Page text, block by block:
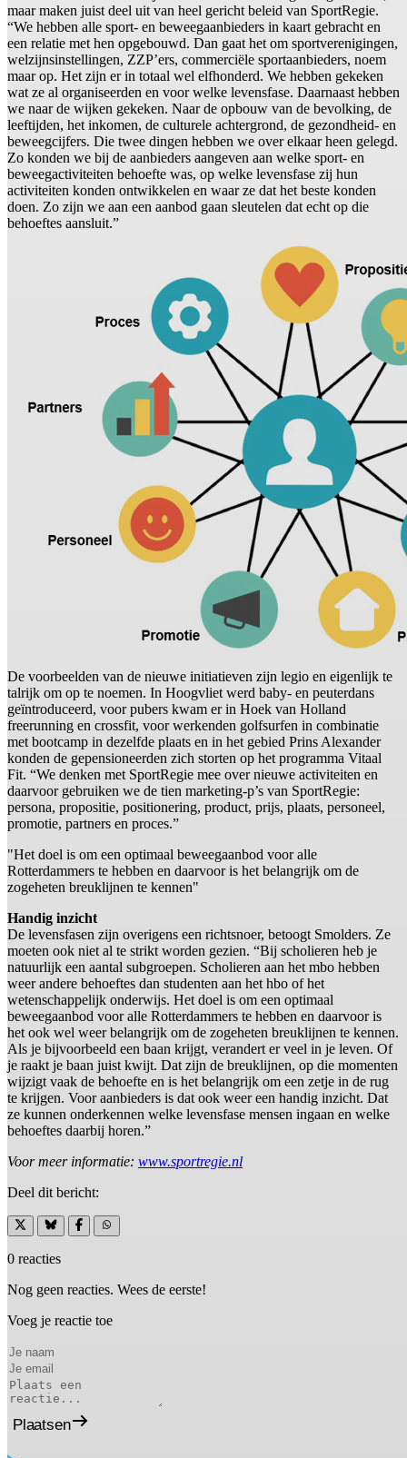
maar maken juist deel uit van heel gericht beleid van SportRegie.
“We hebben alle sport- en beweegaanbieders in kaart gebracht en
een relatie met hen opgebouwd. Dan gaat het om sportverenigingen,
welzijnsinstellingen, ZZP’ers, commerciële sportaanbieders, noem
maar op. Het zijn er in totaal wel elfhonderd. We hebben gekeken
wat ze al organiseerden en voor welke levensfase. Daarnaast hebben
we naar de wijken gekeken. Naar de opbouw van de bevolking, de
leeftijden, het inkomen, de culturele achtergrond, de gezondheid- en
beweegcijfers. Die twee dingen hebben we over elkaar heen gelegd.
Zo konden we bij de aanbieders aangeven aan welke sport- en
beweegactiviteiten behoefte was, op welke levensfase zij hun
activiteiten konden ontwikkelen en waar ze dat het beste konden
doen. Zo zijn we aan een aanbod gaan sleutelen dat echt op die
behoeftes aansluit.”
De voorbeelden van de nieuwe initiatieven zijn legio en eigenlijk te
talrijk om op te noemen. In Hoogvliet werd baby- en peuterdans
geïntroduceerd, voor pubers kwam er in Hoek van Holland
freerunning en crossfit, voor werkenden golfsurfen in combinatie
met bootcamp in dezelfde plaats en in het gebied Prins Alexander
konden de gepensioneerden zich storten op het programma Vitaal
Fit. “We denken met SportRegie mee over nieuwe activiteiten en
daarvoor gebruiken we de tien marketing-p’s van SportRegie:
persona, propositie, positionering, product, prijs, plaats, personeel,
promotie, partners en proces.”
"Het doel is om een optimaal beweegaanbod voor alle
Rotterdammers te hebben en daarvoor is het belangrijk om de
zogeheten breuklijnen te kennen"
Handig inzicht
De levensfasen zijn overigens een richtsnoer, betoogt Smolders. Ze
moeten ook niet al te strikt worden gezien. “Bij scholieren heb je
natuurlijk een aantal subgroepen. Scholieren aan het mbo hebben
weer andere behoeftes dan studenten aan het hbo of het
wetenschappelijk onderwijs. Het doel is om een optimaal
beweegaanbod voor alle Rotterdammers te hebben en daarvoor is
het ook wel weer belangrijk om de zogeheten breuklijnen te kennen.
Als je bijvoorbeeld een baan krijgt, verandert er veel in je leven. Of
je raakt je baan juist kwijt. Dat zijn de breuklijnen, op die momenten
wijzigt vaak de behoefte en is het belangrijk om een zetje in de rug
te krijgen. Voor aanbieders is dat ook weer een handig inzicht. Dat
ze kunnen onderkennen welke levensfase mensen ingaan en welke
behoeftes daarbij horen.”
Voor meer informatie: www.sportregie.nl
Deel dit bericht:
0 reacties
Nog geen reacties. Wees de eerste!
Voeg je reactie toe
Plaatsen